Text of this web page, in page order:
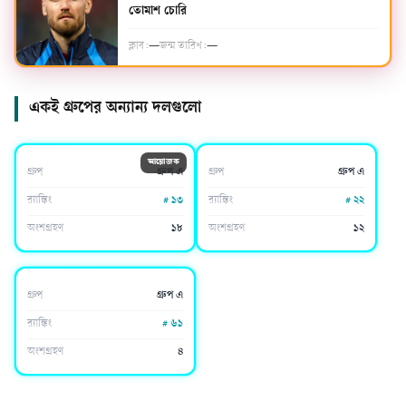
তোমাশ চোরি
ক্লাব:—জন্ম তারিখ:—
একই গ্রুপের অন্যান্য দলগুলো
আয়োজক
গ্রুপ গ্রুপ এ
র‍্যাঙ্কিং # ১৩
অংশগ্রহণ ১৮
গ্রুপ গ্রুপ এ
র‍্যাঙ্কিং # ২২
অংশগ্রহণ ১২
দক্ষিণ আফ্রিকা
গ্রুপ গ্রুপ এ
র‍্যাঙ্কিং # ৬১
অংশগ্রহণ ৪